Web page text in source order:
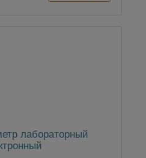
лабораторный